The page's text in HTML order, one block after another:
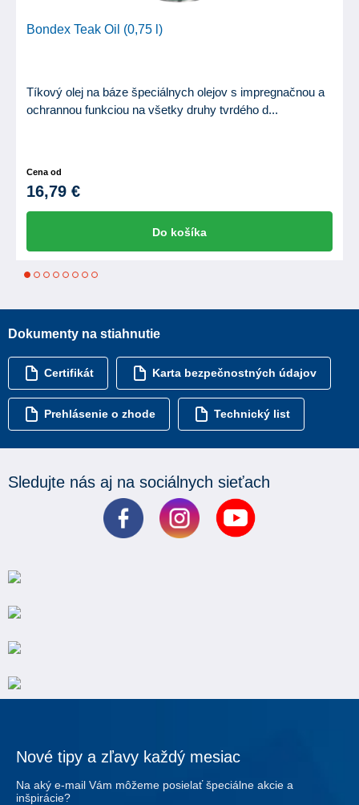
Bondex Teak Oil (0,75 l)
Tíkový olej na báze špeciálnych olejov s impregnačnou a
ochrannou funkciou na všetky druhy tvrdého d...
Cena od
16,79 €
Do košíka
1 2 3 4 5 6 7
Dokumenty na stiahnutie
Certifikát Karta bezpečnostných údajov
Prehlásenie o zhode Technický list
Sledujte nás aj na sociálnych sieťach
Nové tipy a zľavy každý mesiac
Na aký e-mail Vám môžeme posielať špeciálne akcie a
inšpirácie?